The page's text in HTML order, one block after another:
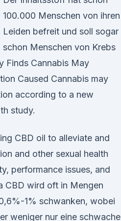
100.000 Menschen von ihren
Leiden befreit und soll sogar
schon Menschen von Krebs
Finds Cannabis May
Caused Cannabis may
according to a new
study.
CBD oil to alleviate and
and other sexual health
performance issues, and
CBD wird oft in Mengen
1% schwanken, wobei
weniger nur eine schwache